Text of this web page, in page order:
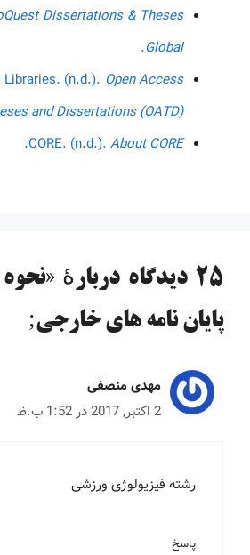
Dissertations & Theses
Global
.
(n.d.). Open Access
and Dissertations (OATD)
CORE. (n.d.). About CORE
.
25 دیدگاه دربارهٔ
پایان نامه های خارجی;
مهدی منصفی
2 اکتبر, 2017 در 1:52 ب.ظ
رشته فیزیولوژی ورزشی
پاسخ